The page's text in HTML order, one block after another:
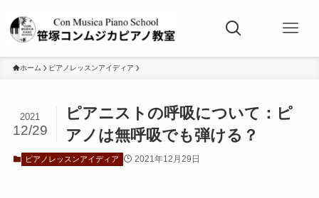
ホーム ピアノレッスンアイディア
ピアニストの呼吸について：ピ
アノは無呼吸でも弾ける？
2021
12/29
ピアノレッスンアイディア 2021年12月29日